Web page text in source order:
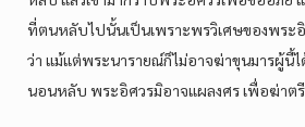
ที่ตนหลับไปนั้นเป็นเพราะพรวิเศษของพระ
ว่า แม้แต่พระนารายณ์ก็ไม่อาจฆ่าขุนมารผู้นี้
นอนหลับ พระอิศวรมิอาจแผลงศร เพื่อฆ่าต